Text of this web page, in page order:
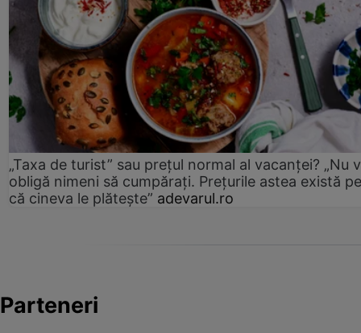
„Taxa de turist” sau prețul normal al vacanței? „Nu
obligă nimeni să cumpărați. Prețurile astea există
că cineva le plătește” adevarul.ro
Parteneri